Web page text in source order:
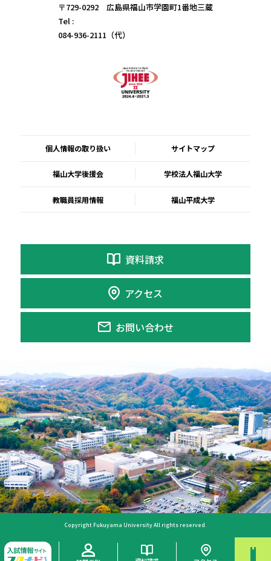
〒729-0292 広島県福山市学園町1番地三蔵
Tel :
084-936-2111（代）
個人情報の取り扱い サイトマップ
福山大学後援会 学校法人福山大学
教職員採用情報 福山平成大学
資料請求
アクセス
お問い合わせ
Copyright Fukuyama University All rights reserved.